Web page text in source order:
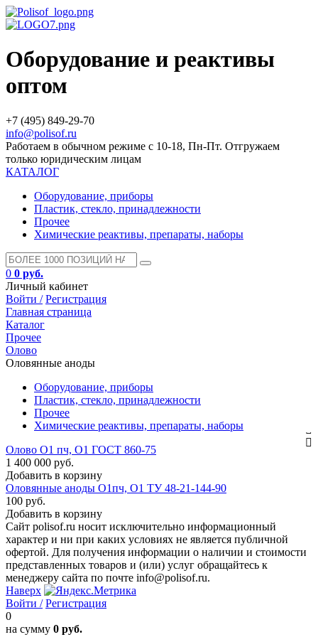
Оборудование и реактивы
оптом
+7 (495) 849-29-70
info@polisof.ru
Работаем в обычном режиме с 10-18, Пн-Пт. Отгружаем
только юридическим лицам
КАТАЛОГ
Оборудование, приборы
Пластик, стекло, принадлежности
Прочее
Химические реактивы, препараты, наборы
0 0 руб.
Личный кабинет
Войти / Регистрация
Главная страница
Каталог
Прочее
Олово
Оловянные аноды
Оборудование, приборы
Пластик, стекло, принадлежности
Прочее
Химические реактивы, препараты, наборы
Олово О1 пч, О1 ГОСТ 860-75
1 400 000 руб.
Добавить в корзину
Оловянные аноды О1пч, О1 ТУ 48-21-144-90
100 руб.
Добавить в корзину
Сайт polisof.ru носит исключительно информационный
характер и ни при каких условиях не является публичной
офертой. Для получения информации о наличии и стоимости
представленных товаров и (или) услуг обращайтесь к
менеджеру сайта по почте info@polisof.ru.
Наверх
Войти / Регистрация
0
на сумму 0 руб.